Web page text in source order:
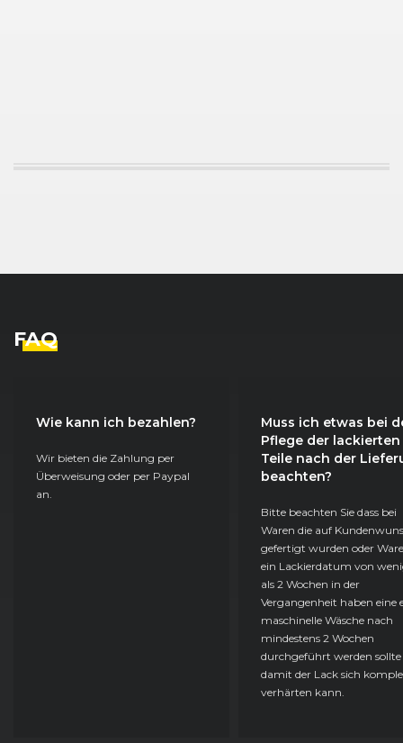
FAQ
Wie kann ich bezahlen?
Wir bieten die Zahlung per
Überweisung oder per Paypal
an.
Muss ich etwas bei
Pflege der lackierten
Teile nach der
beachten?
Bitte beachten Sie dass bei
Waren die auf
gefertigt wurden oder
ein Lackierdatum von
als 2 Wochen in der
Vergangenheit haben eine
maschinelle Wäsche nach
mindestens 2 Wochen
durchgeführt werden sollte
damit der Lack sich
verhärten kann.